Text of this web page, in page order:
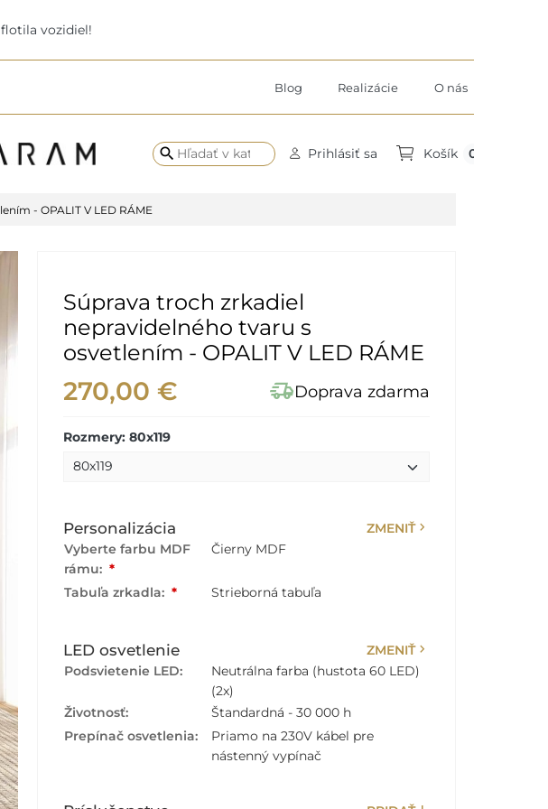
vozidiel!
Blog Realizácie O nás
search Prihlásiť sa Košík 0
- OPALIT V LED RÁME
Súprava troch zrkadiel
nepravidelného tvaru s
osvetlením - OPALIT V LED RÁME
270,00 € delivery_truck_speedDoprava zdarma
Rozmery: 80x119
Personalizácia ZMENIŤchevron_right
Vyberte farbu MDF
rámu: *
Čierny MDF
Tabuľa zrkadla: * Strieborná tabuľa
LED osvetlenie ZMENIŤchevron_right
Podsvietenie LED:
Neutrálna farba (hustota 60 LED)
(2x)
Životnosť:
Štandardná - 30 000 h
Prepínač osvetlenia:
Priamo na 230V kábel pre
nástenný vypínač